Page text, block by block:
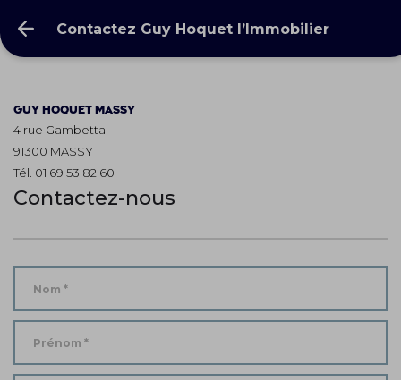
Contactez Guy Hoquet l’Immobilier
GUY HOQUET MASSY
4 rue Gambetta
91300 MASSY
Tél. 01 69 53 82 60
Contactez-nous